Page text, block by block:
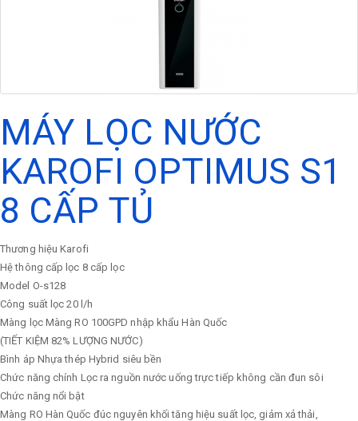
MÁY LỌC NƯỚC
KAROFI OPTIMUS S1
8 CẤP TỦ
Thương hiệu Karofi
Hệ thông cấp lọc 8 cấp lọc
Model O-s128
Công suất lọc 20 l/h
Màng lọc Màng RO 100GPD nhập khẩu Hàn Quốc
(TIẾT KIỆM 82% LƯỢNG NƯỚC)
Bình áp Nhựa thép Hybrid siêu bền
Chức năng chính Lọc ra nguồn nước uống trực tiếp không cần đun sôi
Chức năng nổi bật
Màng RO Hàn Quốc đúc nguyên khối tăng hiệu suất lọc, giảm xả thải,